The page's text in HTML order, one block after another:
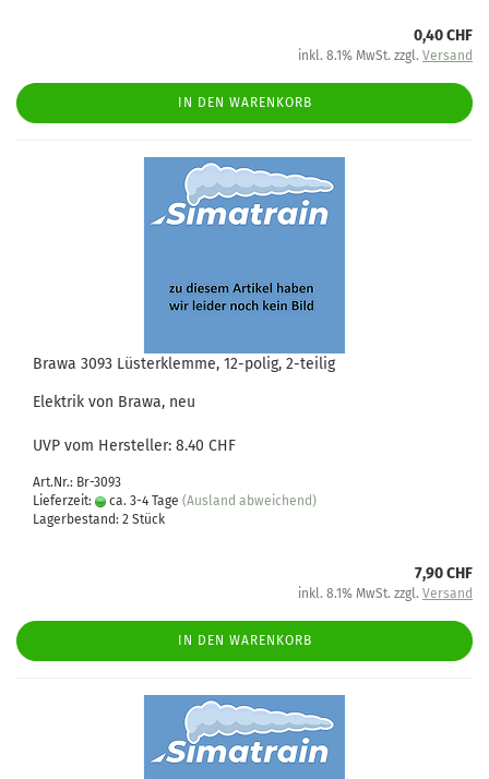
0,40 CHF
inkl. 8.1% MwSt. zzgl. Versand
IN DEN WARENKORB
Brawa 3093 Lüsterklemme, 12-polig, 2-teilig
Elektrik von Brawa, neu
UVP vom Hersteller: 8.40 CHF
Art.Nr.: Br-3093
Lieferzeit:
ca. 3-4 Tage (Ausland abweichend)
Lagerbestand: 2 Stück
7,90 CHF
inkl. 8.1% MwSt. zzgl. Versand
IN DEN WARENKORB